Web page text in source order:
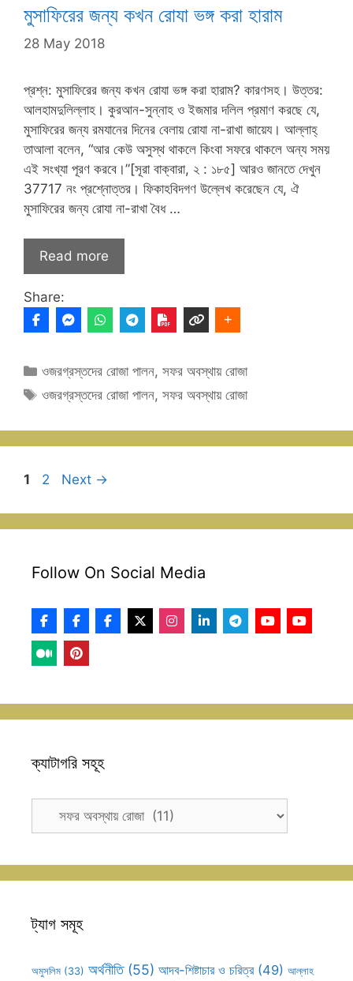
মুসাফিরের জন্য কখন রোযা ভঙ্গ করা হারাম
28 May 2018
প্রশ্ন: মুসাফিরের জন্য কখন রোযা ভঙ্গ করা হারাম? কারণসহ। উত্তর:
আলহামদুলিল্লাহ। কুরআন-সুন্নাহ ও ইজমার দলিল প্রমাণ করছে যে,
মুসাফিরের জন্য রমযানের দিনের বেলায় রোযা না-রাখা জায়েয। আল্লাহ্‌
তাআলা বলেন, “আর কেউ অসুস্থ থাকলে কিংবা সফরে থাকলে অন্য সময়
এই সংখ্যা পূরণ করবে।”[সূরা বাক্বারা, ২ : ১৮৫] আরও জানতে দেখুন
37717 নং প্রশ্নোত্তর। ফিকাহবিদগণ উল্লেখ করেছেন যে, ঐ
মুসাফিরের জন্য রোযা না-রাখা বৈধ …
Read more
Share:
Categories
ওজরগ্রস্তদের রোজা পালন,সফর অবস্থায় রোজা
Tags
ওজরগ্রস্তদের রোজা পালন,সফর অবস্থায় রোজা
Page
1 Page
2 Next →
Follow On Social Media
ক্যাটাগরি সহূহ
ট্যাগ সমূহ
অমুসলিম (33) অর্থনীতি(55) আদব-শিষ্টাচার ও চরিত্র(49) আল্লাহ